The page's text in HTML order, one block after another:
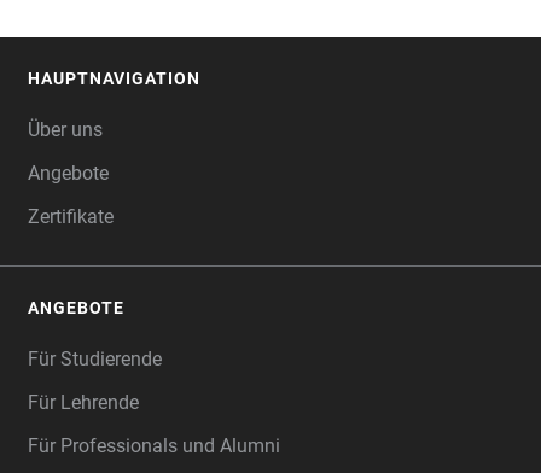
HAUPTNAVIGATION
Über uns
Angebote
Zertifikate
ANGEBOTE
Für Studierende
Für Lehrende
Für Professionals und Alumni